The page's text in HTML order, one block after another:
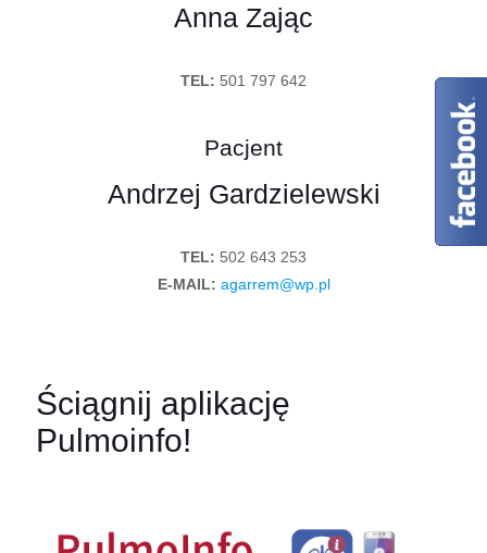
Anna Zając
TEL: 501 797 642
Pacjent
Andrzej Gardzielewski
TEL: 502 643 253
E-MAIL: agarrem@wp.pl
Ściągnij aplikację
Pulmoinfo!